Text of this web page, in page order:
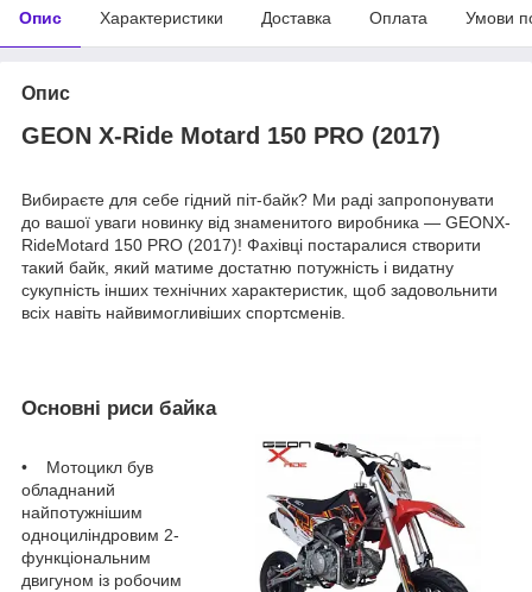
Опис Характеристики Доставка Оплата Умови
Опис
GEON X-Ride Motard 150 PRO (2017)
Вибираєте для себе гідний піт-байк? Ми раді запропонувати
до вашої уваги новинку від знаменитого виробника — GEONX-
RideMotard 150 PRO (2017)! Фахівці постаралися створити
такий байк, який матиме достатню потужність і видатну
сукупність інших технічних характеристик, щоб задовольнити
всіх навіть найвимогливіших спортсменів.
Основні риси байка
• Мотоцикл був
обладнаний
найпотужнішим
одноциліндровим 2-
функціональним
двигуном із робочим